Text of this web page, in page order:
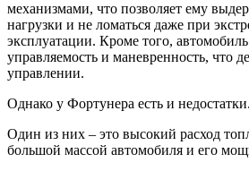
механизмами, что позволяет ему
нагрузки и не ломаться даже при
эксплуатации. Кроме того,
управляемость и маневренность, что
управлении.
Однако у Фортунера есть и недостатки.
Один из них – это высокий расход
большой массой автомобиля и его